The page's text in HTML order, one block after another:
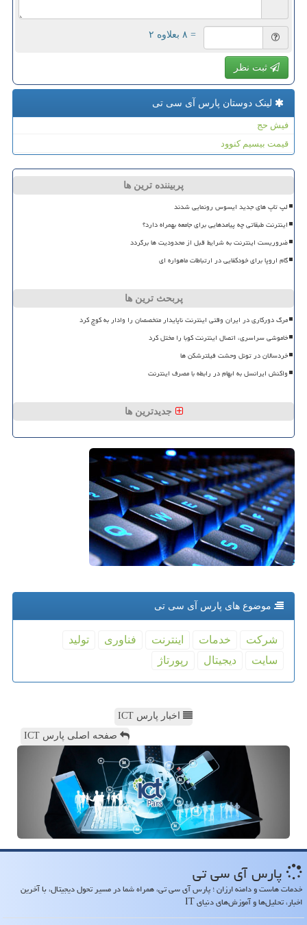
= ۸ بعلاوه ۲
ثبت نظر
لینک دوستان پارس آی سی تی
فیش حج
قیمت بیسیم کنوود
پربیننده ترین ها
لپ تاپ های جدید ایسوس رونمایی شدند
اینترنت طبقاتی چه پیامدهایی برای جامعه بهمراه دارد؟
ضروریست اینترنت به شرایط قبل از محدودیت ها برگردد
گام اروپا برای خودکفایی در ارتباطات ماهواره ای
پربحث ترین ها
مرگ دورکاری در ایران وقتی اینترنت ناپایدار متخصصان را وادار به کوچ کرد
خاموشی سراسری، اتصال اینترنت کوبا را مختل کرد
خردسالان در تونل وحشت فیلترشکن ها
واکنش ایرانسل به ابهام در رابطه با مصرف اینترنت
جدیدترین ها
موضوع های پارس آی سی تی
شركت خدمات اینترنت فناوری
تولید
سایت
دیجیتال رپورتاژ
اخبار پارس ICT
صفحه اصلی پارس ICT
پارس آی سی تی
خدمات هاست و دامنه ارزان ؛ پارس آی سی تی، همراه شما در مسیر تحول دیجیتال، با آخرین
اخبار، تحلیل‌ها و آموزش‌های دنیای IT